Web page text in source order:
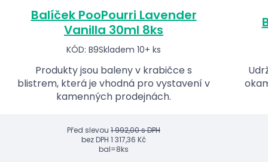
Balíček PooPourri Lavender
Vanilla 30ml 8ks
KÓD: B9Skladem 10+ ks
Produkty jsou baleny v krabičce s
blistrem, která je vhodná pro vystavení v
kamenných prodejnách.
Před slevou 1 992,00 s DPH
bez DPH 1 317,36 Kč
bal=8ks